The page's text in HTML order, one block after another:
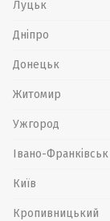
Луцьк
Дніпро
Донецьк
Житомир
Ужгород
Івано-Франківськ
Київ
Кропивницький